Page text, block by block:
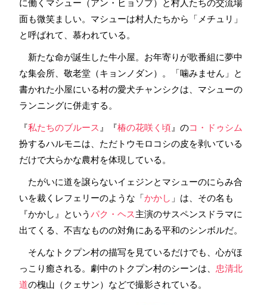
に働くマシュー（アン・ヒョソプ）と村人たちの交流場
面も微笑ましい。マシューは村人たちから「メチュリ」
と呼ばれて、慕われている。
新たな命が誕生した牛小屋。お年寄りが歌番組に夢中
な集会所、敬老堂（キョンノダン）。「噛みません」と
書かれた小屋にいる村の愛犬チャンシクは、マシューの
ランニングに併走する。
『私たちのブルース 』『椿の花咲く頃 』のコ・ドゥシム
扮するハルモニは、ただトウモロコシの皮を剥いている
だけで大らかな農村を体現している。
たがいに道を譲らないイェジンとマシューのにらみ合
いを裁くレフェリーのような「かかし 」は、その名も
『かかし』という パク・ヘス主演のサスペンスドラマに
出てくる、不吉なものの対角にある平和のシンボルだ。
そんなトクプン村の描写を見ているだけでも、心がほ
っこり癒される。劇中のトクプン村のシーンは、 忠清北
道の槐山（クェサン）などで撮影されている。